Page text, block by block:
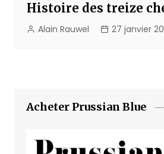
Histoire des treize
Alain Rauwel 27 janvier
Acheter Prussian Blue